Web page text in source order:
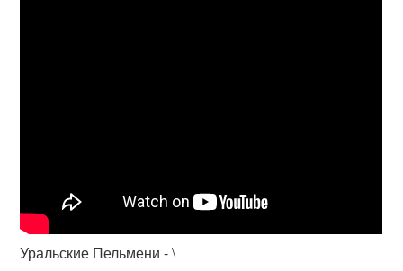
Уральские Пельмени - \